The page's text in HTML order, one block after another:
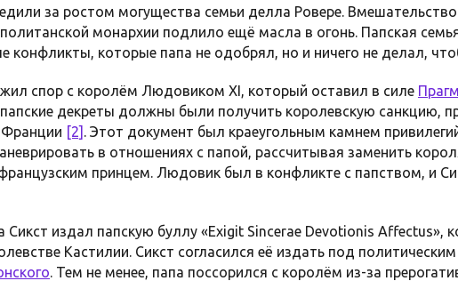
за ростом могущества семьи делла Ровере.
монархии подлило ещё масла в огонь. Папская
конфликты, которые папа не одобрял, но и ничего не делал,
спор с королём Людовиком XI, который оставил в силе
декреты должны были получить королевскую санкцию,
[2] . Этот документ был краеугольным камнем
в отношениях с папой, рассчитывая заменить
принцем. Людовик был в конфликте с папством, и
Сикст издал папскую буллу «Exigit Sincerae Devotionis Affectus»,
Кастилии. Сикст согласился её издать под
. Тем не менее, папа поссорился с королём из-за